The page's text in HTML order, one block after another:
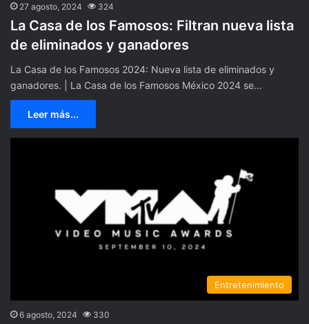
27 agosto, 2024 324
La Casa de los Famosos: Filtran nueva lista
de eliminados y ganadores
La Casa de los Famosos 2024: Nueva lista de eliminados y
ganadores. | La Casa de los Famosos México 2024 se…
Leer más...
Entretenimiento
6 agosto, 2024 330